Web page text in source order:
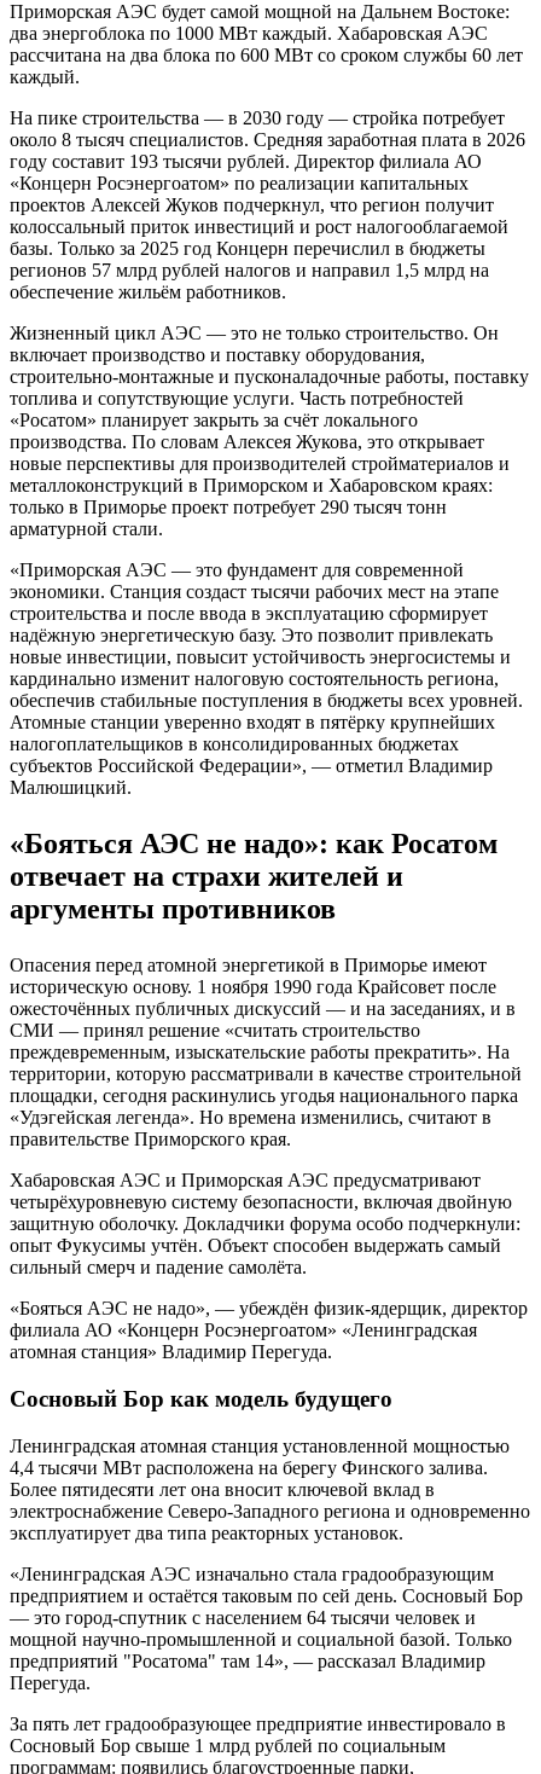
Приморская АЭС будет самой мощной на Дальнем Востоке:
два энергоблока по 1000 МВт каждый. Хабаровская АЭС
рассчитана на два блока по 600 МВт со сроком службы 60 лет
каждый.
На пике строительства — в 2030 году — стройка потребует
около 8 тысяч специалистов. Средняя заработная плата в 2026
году составит 193 тысячи рублей. Директор филиала АО
«Концерн Росэнергоатом» по реализации капитальных
проектов Алексей Жуков подчеркнул, что регион получит
колоссальный приток инвестиций и рост налогооблагаемой
базы. Только за 2025 год Концерн перечислил в бюджеты
регионов 57 млрд рублей налогов и направил 1,5 млрд на
обеспечение жильём работников.
Жизненный цикл АЭС — это не только строительство. Он
включает производство и поставку оборудования,
строительно-монтажные и пусконаладочные работы, поставку
топлива и сопутствующие услуги. Часть потребностей
«Росатом» планирует закрыть за счёт локального
производства. По словам Алексея Жукова, это открывает
новые перспективы для производителей стройматериалов и
металлоконструкций в Приморском и Хабаровском краях:
только в Приморье проект потребует 290 тысяч тонн
арматурной стали.
«Приморская АЭС — это фундамент для современной
экономики. Станция создаст тысячи рабочих мест на этапе
строительства и после ввода в эксплуатацию сформирует
надёжную энергетическую базу. Это позволит привлекать
новые инвестиции, повысит устойчивость энергосистемы и
кардинально изменит налоговую состоятельность региона,
обеспечив стабильные поступления в бюджеты всех уровней.
Атомные станции уверенно входят в пятёрку крупнейших
налогоплательщиков в консолидированных бюджетах
субъектов Российской Федерации», — отметил Владимир
Малюшицкий.
«Бояться АЭС не надо»: как Росатом
отвечает на страхи жителей и
аргументы противников
Опасения перед атомной энергетикой в Приморье имеют
историческую основу. 1 ноября 1990 года Крайсовет после
ожесточённых публичных дискуссий — и на заседаниях, и в
СМИ — принял решение «считать строительство
преждевременным, изыскательские работы прекратить». На
территории, которую рассматривали в качестве строительной
площадки, сегодня раскинулись угодья национального парка
«Удэгейская легенда». Но времена изменились, считают в
правительстве Приморского края.
Хабаровская АЭС и Приморская АЭС предусматривают
четырёхуровневую систему безопасности, включая двойную
защитную оболочку. Докладчики форума особо подчеркнули:
опыт Фукусимы учтён. Объект способен выдержать самый
сильный смерч и падение самолёта.
«Бояться АЭС не надо», — убеждён физик-ядерщик, директор
филиала АО «Концерн Росэнергоатом» «Ленинградская
атомная станция» Владимир Перегуда.
Сосновый Бор как модель будущего
Ленинградская атомная станция установленной мощностью
4,4 тысячи МВт расположена на берегу Финского залива.
Более пятидесяти лет она вносит ключевой вклад в
электроснабжение Северо-Западного региона и одновременно
эксплуатирует два типа реакторных установок.
«Ленинградская АЭС изначально стала градообразующим
предприятием и остаётся таковым по сей день. Сосновый Бор
— это город-спутник с населением 64 тысячи человек и
мощной научно-промышленной и социальной базой. Только
предприятий "Росатома" там 14», — рассказал Владимир
Перегуда.
За пять лет градообразующее предприятие инвестировало в
Сосновый Бор свыше 1 млрд рублей по социальным
программам: появились благоустроенные парки,